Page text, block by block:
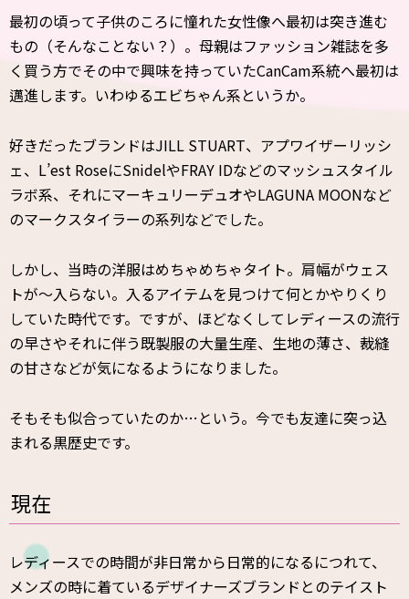
最初の頃って子供のころに憧れた女性像へ最初は突き進む
もの（そんなことない？）。母親はファッション雑誌を多
く買う方でその中で興味を持っていたCanCam系統へ最初は
邁進します。いわゆるエビちゃん系というか。
好きだったブランドはJILL STUART、アプワイザーリッシ
ェ、L’est RoseにSnidelやFRAY IDなどのマッシュスタイル
ラボ系、それにマーキュリーデュオやLAGUNA MOONなど
のマークスタイラーの系列などでした。
しかし、当時の洋服はめちゃめちゃタイト。肩幅がウェス
トが～入らない。入るアイテムを見つけて何とかやりくり
していた時代です。ですが、ほどなくしてレディースの流行
の早さやそれに伴う既製服の大量生産、生地の薄さ、裁縫
の甘さなどが気になるようになりました。
そもそも似合っていたのか…という。今でも友達に突っ込
まれる黒歴史です。
現在
レディースでの時間が非日常から日常的になるにつれて、
メンズの時に着ているデザイナーズブランドとのテイスト